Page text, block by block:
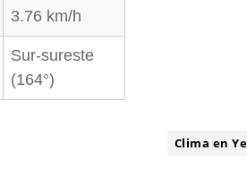
3.76 km/h
Sur-sureste
(164°)
Clima en